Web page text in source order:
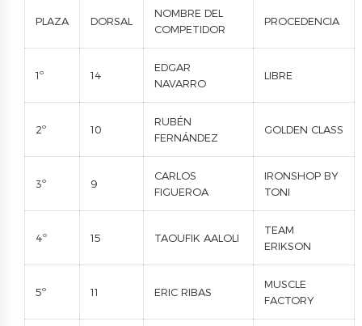
PLAZA DORSAL
NOMBRE DEL
COMPETIDOR
PROCEDENCIA
1º 14
EDGAR
NAVARRO
LIBRE
2º 10
RUBÉN
FERNÁNDEZ
GOLDEN CLASS
3º 9
CARLOS
FIGUEROA
IRONSHOP BY
TONI
4º 15 TAOUFIK AALOLI
TEAM
ERIKSON
5º 11 ERIC RIBAS
MUSCLE
FACTORY